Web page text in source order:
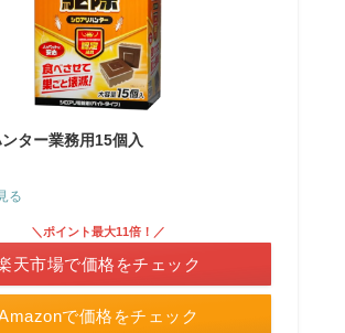
ター業務用15個入
る
で価格をチェック
＼ポイント最大11倍！／
天市場で価格をチェック